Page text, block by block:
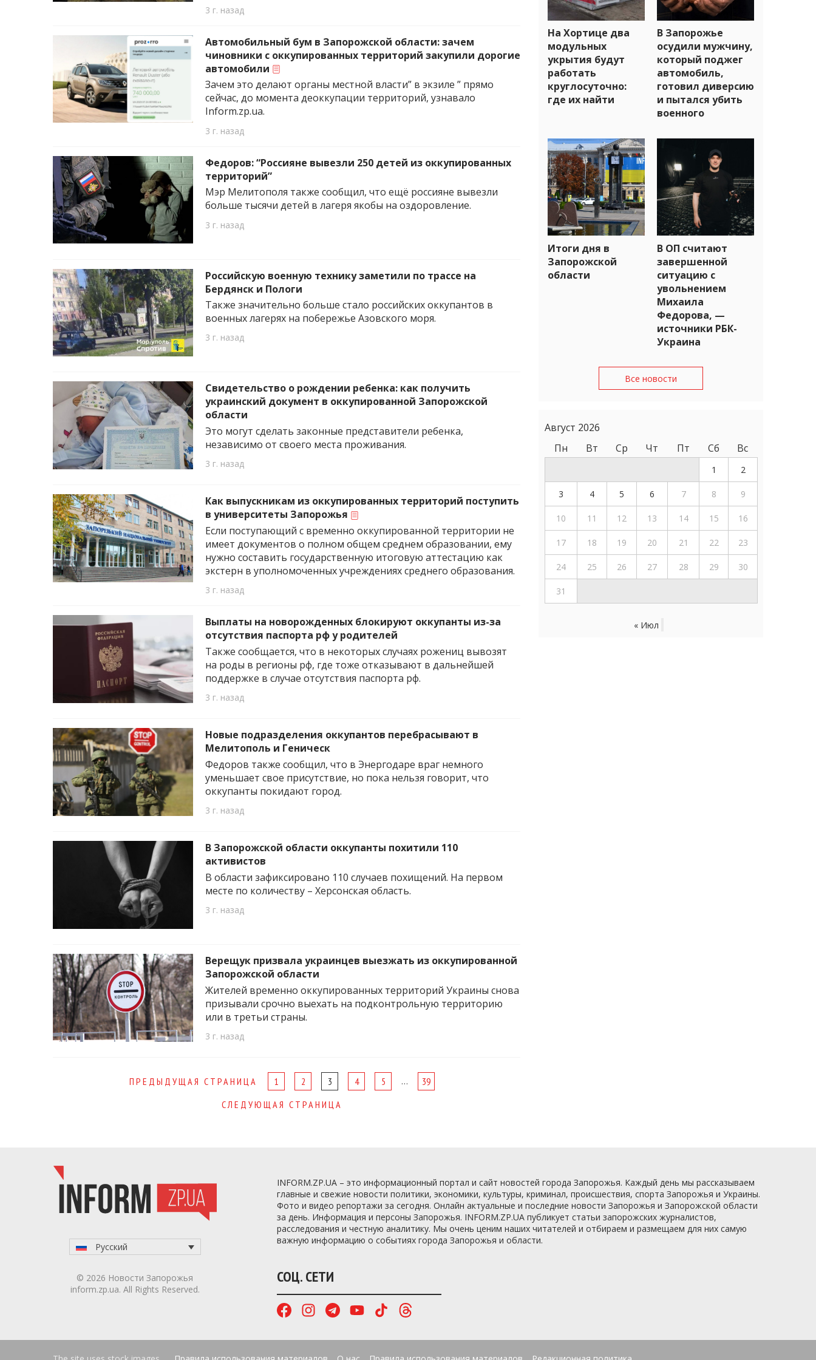
3 г. назад
Автомобильный бум в Запорожской области: зачем
чиновники с оккупированных территорий закупили дорогие
автомобили
Зачем это делают органы местной власти” в экзиле ” прямо
сейчас, до момента деоккупации территорий, узнавало
Inform.zp.ua.
3 г. назад
Федоров: “Россияне вывезли 250 детей из оккупированных
территорий”
Мэр Мелитополя также сообщил, что ещё россияне вывезли
больше тысячи детей в лагеря якобы на оздоровление.
3 г. назад
Российскую военную технику заметили по трассе на
Бердянск и Пологи
Также значительно больше стало российских оккупантов в
военных лагерях на побережье Азовского моря.
3 г. назад
Свидетельство о рождении ребенка: как получить
украинский документ в оккупированной Запорожской
области
Это могут сделать законные представители ребенка,
независимо от своего места проживания.
3 г. назад
Как выпускникам из оккупированных территорий поступить
в университеты Запорожья
Если поступающий с временно оккупированной территории не
имеет документов о полном общем среднем образовании, ему
нужно составить государственную итоговую аттестацию как
экстерн в уполномоченных учреждениях среднего образования.
3 г. назад
Выплаты на новорожденных блокируют оккупанты из-за
отсутствия паспорта рф у родителей
Также сообщается, что в некоторых случаях рожениц вывозят
на роды в регионы рф, где тоже отказывают в дальнейшей
поддержке в случае отсутствия паспорта рф.
3 г. назад
Новые подразделения оккупантов перебрасывают в
Мелитополь и Геническ
Федоров также сообщил, что в Энергодаре враг немного
уменьшает свое присутствие, но пока нельзя говорит, что
оккупанты покидают город.
3 г. назад
В Запорожской области оккупанты похитили 110
активистов
В области зафиксировано 110 случаев похищений. На первом
месте по количеству – Херсонская область.
3 г. назад
Верещук призвала украинцев выезжать из оккупированной
Запорожской области
Жителей временно оккупированных территорий Украины снова
призывали срочно выехать на подконтрольную территорию
или в третьи страны.
3 г. назад
ПРЕДЫДУЩАЯ СТРАНИЦА 1 2 3 4 5 …
39
СЛЕДУЮЩАЯ СТРАНИЦА
На Хортице два
модульных
укрытия будут
работать
круглосуточно:
где их найти
В Запорожье
осудили мужчину,
который поджег
автомобиль,
готовил диверсию
и пытался убить
военного
Итоги дня в
Запорожской
области
В ОП считают
завершенной
ситуацию с
увольнением
Михаила
Федорова, —
источники РБК-
Украина
Все новости
Август 2026
Пн
Вт Ср Чт Пт Сб Вс
1 2
3 4 5 6 7 8 9
10 11 12 13 14 15 16
17 18 19 20 21 22 23
24 25 26 27 28 29 30
31
« Июл
INFORM.ZP.UA – это информационный портал и сайт новостей города Запорожья. Каждый день мы рассказываем
главные и свежие новости политики, экономики, культуры, криминал, происшествия, спорта Запорожья и Украины.
Фото и видео репортажи за сегодня. Онлайн актуальные и последние новости Запорожья и Запорожской области
за день. Информация и персоны Запорожья. INFORM.ZP.UA публикует статьи запорожских журналистов,
расследования и честную аналитику. Мы очень ценим наших читателей и отбираем и размещаем для них самую
важную информацию о событиях города Запорожья и области.
СОЦ. СЕТИ
Русский
© 2026 Новости Запорожья
inform.zp.ua. All Rights Reserved.